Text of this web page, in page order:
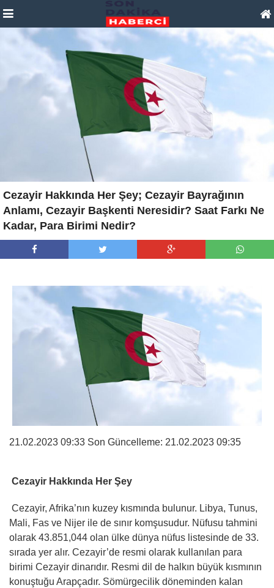
Cezayir Hakkında Her Şey; Cezayir Bayrağının
Anlamı, Cezayir Başkenti Neresidir? Saat Farkı Ne
Kadar, Para Birimi Nedir?
21.02.2023 09:33 Son Güncelleme: 21.02.2023 09:35
Cezayir Hakkında Her Şey
Cezayir, Afrika’nın kuzey kısmında bulunur. Libya, Tunus,
Mali, Fas ve Nijer ile de sınır komşusudur. Nüfusu tahmini
olarak 43.851,044 olan ülke dünya nüfus listesinde de 33.
sırada yer alır. Cezayir’de resmi olarak kullanılan para
birimi Cezayir dinarıdır. Resmi dil de halkın büyük kısmının
konuştuğu Arapçadır. Sömürgecilik döneminden kalan